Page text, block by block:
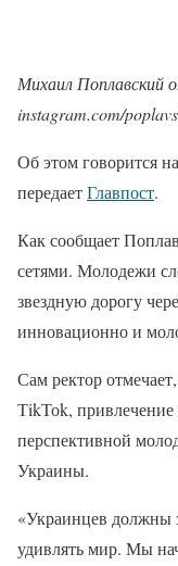
Михаил Поплавский
instagram.com/
Об этом говорится
передаетГлавпост.
Как сообщает
сетями. Молодежи
звездную дорогу
инновационно и
Сам ректор
ТikТоk,
перспективной
Украины.
«Украинцев должны
удивлять мир. Мы